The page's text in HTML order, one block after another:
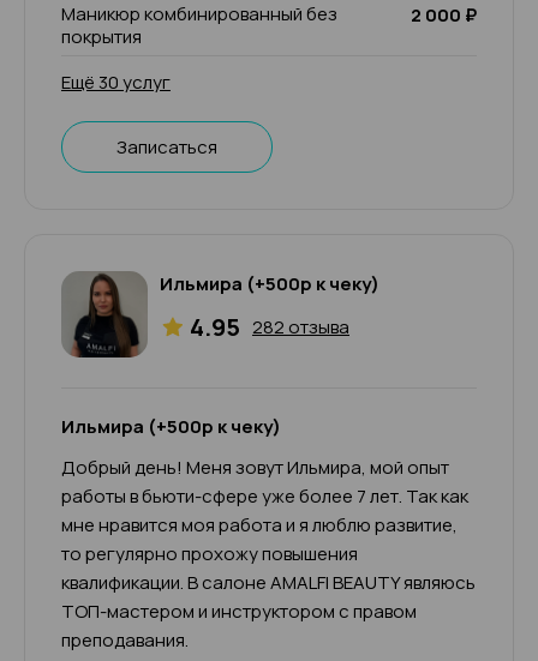
Маникюр комбинированный без
покрытия
2 000 ₽
Ещё 30 услуг
Записаться
Ильмира (+500р к чеку)
4.95 282 отзыва
Ильмира (+500р к чеку)
Добрый день! Меня зовут Ильмира, мой опыт
работы в бьюти-сфере уже более 7 лет. Так как
мне нравится моя работа и я люблю развитие,
то регулярно прохожу повышения
квалификации. В салоне AMALFI BEAUTY являюсь
ТОП-мастером и инструктором с правом
преподавания.